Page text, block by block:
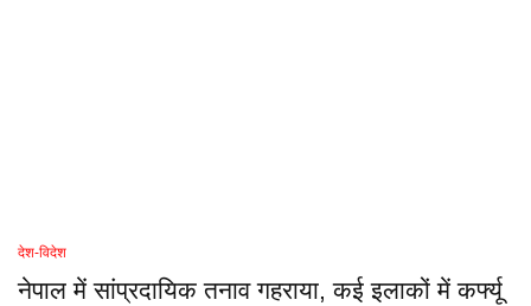
देश-विदेश
नेपाल में सांप्रदायिक तनाव गहराया, कई इलाकों में कर्फ्यू